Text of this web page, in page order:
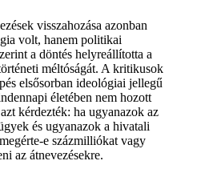
visszahozása azonban
volt, hanem politikai
a döntés helyreállította a
méltóságát. A kritikusok
elsősorban ideológiai jellegű
életében nem hozott
kérdezték: ha ugyanazok az
és ugyanazok a hivatali
e százmilliókat vagy
az átnevezésekre.